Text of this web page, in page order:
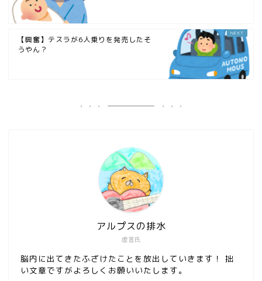
【興奮】テスラが6人乗りを発売したそ
うやん？
虚言氏
アルプスの排水
脳内に出てきたふざけたことを放出していきます！ 拙
い文章ですがよろしくお願いいたします。